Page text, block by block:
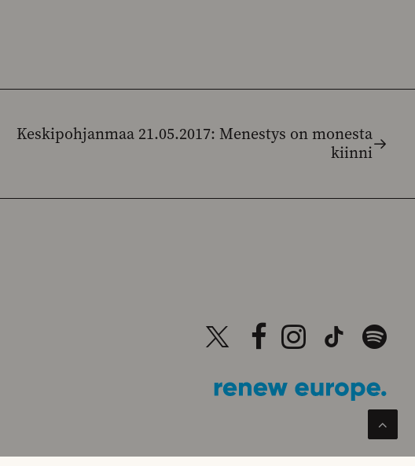
Keskipohjanmaa 21.05.2017: Menestys on monesta
kiinni